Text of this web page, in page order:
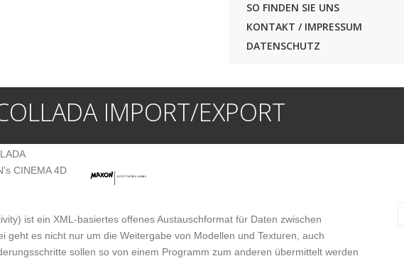
SO FINDEN SIE UNS
KONTAKT / IMPRESSUM
DATENSCHUTZ
IMPORT/EXPORT
CINEMA 4D
ist ein XML-basiertes offenes Austauschformat für Daten zwischen
geht es nicht nur um die Weitergabe von Modellen und Texturen, auch
sollen so von einem Programm zum anderen übermittelt werden